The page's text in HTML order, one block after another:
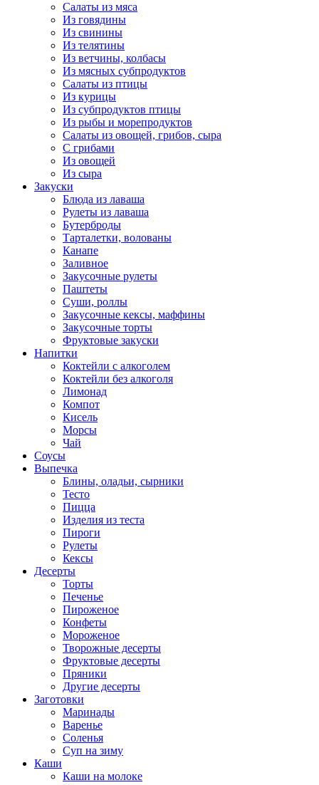
Салаты из мяса
Из говядины
Из свинины
Из телятины
Из ветчины, колбасы
Из мясных субпродуктов
Салаты из птицы
Из курицы
Из субпродуктов птицы
Из рыбы и морепродуктов
Салаты из овощей, грибов, сыра
С грибами
Из овощей
Из сыра
Закуски
Блюда из лаваша
Рулеты из лаваша
Бутерброды
Тарталетки, волованы
Канапе
Заливное
Закусочные рулеты
Паштеты
Суши, роллы
Закусочные кексы, маффины
Закусочные торты
Фруктовые закуски
Напитки
Коктейли с алкоголем
Коктейли без алкоголя
Лимонад
Компот
Кисель
Морсы
Чай
Соусы
Выпечка
Блины, оладьи, сырники
Тесто
Пицца
Изделия из теста
Пироги
Рулеты
Кексы
Десерты
Торты
Печенье
Пироженое
Конфеты
Мороженое
Творожные десерты
Фруктовые десерты
Пряники
Другие десерты
Заготовки
Маринады
Варенье
Соленья
Суп на зиму
Каши
Каши на молоке